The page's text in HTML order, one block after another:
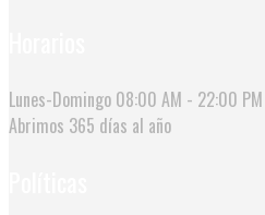
Lunes-Domingo 08:00 AM - 22:00 PM
Abrimos 365 días al año